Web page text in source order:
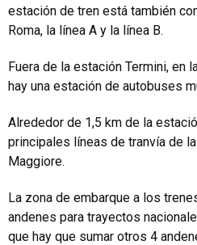
estación de tren está también
Roma, la línea A y la línea B.
Fuera de la estación Termini, en
hay una estación de autobuses
Alrededor de 1,5 km de la
principales líneas de tranvía de
Maggiore.
La zona de embarque a los
andenes para trayectos
que hay que sumar otros 4